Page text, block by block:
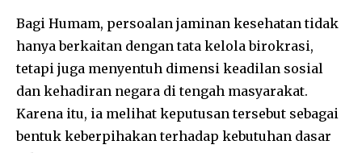
Bagi Humam, persoalan jaminan kesehatan tidak
hanya berkaitan dengan tata kelola birokrasi,
tetapi juga menyentuh dimensi keadilan sosial
dan kehadiran negara di tengah masyarakat.
Karena itu, ia melihat keputusan tersebut sebagai
bentuk keberpihakan terhadap kebutuhan dasar